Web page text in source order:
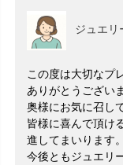
ジュエリ
この度は大切なプ
ありがとうござい
奥様にお気に召し
皆様に喜んで頂け
進してまいります。
今後ともジュエリ